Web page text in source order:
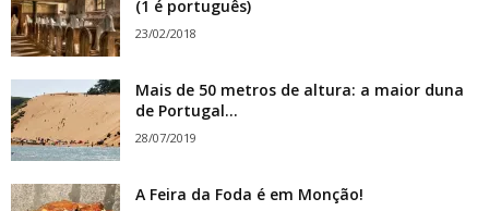
(1 é português)
23/02/2018
Mais de 50 metros de altura: a maior duna
de Portugal...
28/07/2019
A Feira da Foda é em Monção!